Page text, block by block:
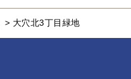
> 大穴北3丁目緑地